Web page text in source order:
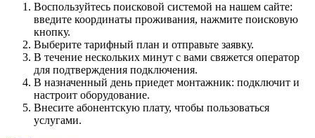
Воспользуйтесь поисковой системой на нашем сайте:
введите координаты проживания, нажмите поисковую
кнопку.
Выберите тарифный план и отправьте заявку.
В течение нескольких минут с вами свяжется оператор
для подтверждения подключения.
В назначенный день приедет монтажник: подключит и
настроит оборудование.
Внесите абонентскую плату, чтобы пользоваться
услугами.